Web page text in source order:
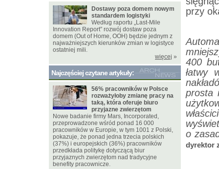
przy
400
łatwy
prosta
o
dyrektor
Dostawy poza domem nowym
standardem logistyki
Według raportu „Last-Mile
Innovation Report” rozwój dostaw poza
domem (Out of Home, OOH) będzie jednym z
najważniejszych kierunków zmian w logistyce
ostatniej mili.
więcej »
Najczęściej czytane artykuły:
56% pracowników w Polsce
rozważyłoby zmianę pracy na
taką, która oferuje biuro
przyjazne zwierzętom
Nowe badanie firmy Mars, Incorporated,
przeprowadzone wśród ponad 16 000
pracowników w Europie, w tym 1001 z Polski,
pokazuje, że ponad jedna trzecia polskich
(37%) i europejskich (36%) pracowników
przedkłada politykę dotyczącą biur
przyjaznych zwierzętom nad tradycyjne
benefity pracownicze.